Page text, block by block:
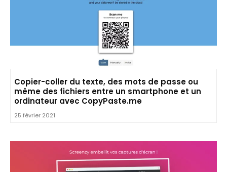
Copier-coller du texte, des mots de passe ou
même des fichiers entre un smartphone et un
ordinateur avec CopyPaste.me
25 février 2021